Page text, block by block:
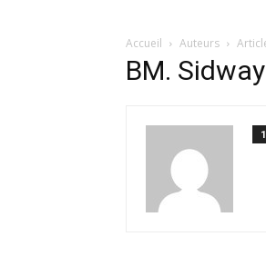
Accueil Auteurs
BM.